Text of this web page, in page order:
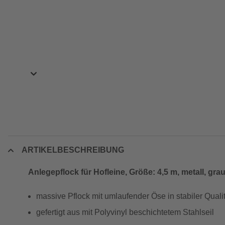
ARTIKELBESCHREIBUNG
Anlegepflock für Hofleine, Größe: 4,5 m, metall, grau
massive Pflock mit umlaufender Öse in stabiler
gefertigt aus mit Polyvinyl beschichtetem Stahlseil